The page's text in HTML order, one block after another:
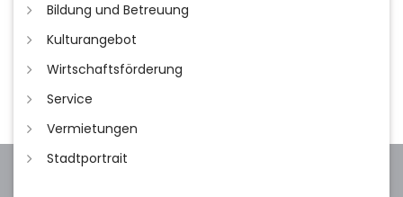
Bildung und Betreuung
Kulturangebot
Wirtschaftsförderung
Service
Vermietungen
Stadtportrait